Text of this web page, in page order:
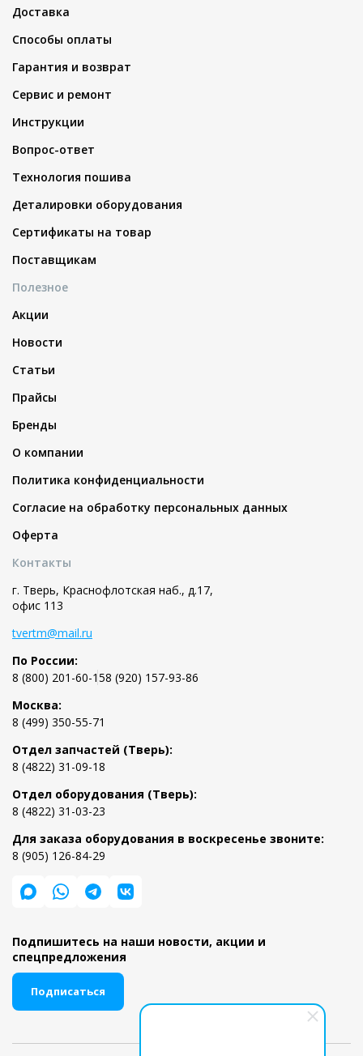
Доставка
Способы оплаты
Гарантия и возврат
Сервис и ремонт
Инструкции
Вопрос-ответ
Технология пошива
Деталировки оборудования
Сертификаты на товар
Поставщикам
Полезное
Акции
Новости
Статьи
Прайсы
Бренды
О компании
Политика конфиденциальности
Согласие на обработку персональных данных
Оферта
Контакты
г. Тверь, Краснофлотская наб., д.17,
офис 113
tvertm@mail.ru
По России:
8 (800) 201-60-158 (920) 157-93-86
Москва:
8 (499) 350-55-71
Отдел запчастей (Тверь):
8 (4822) 31-09-18
Отдел оборудования (Тверь):
8 (4822) 31-03-23
Для заказа оборудования в воскресенье звоните:
8 (905) 126-84-29
Подпишитесь на наши новости, акции и
спецпредложения
Подписаться